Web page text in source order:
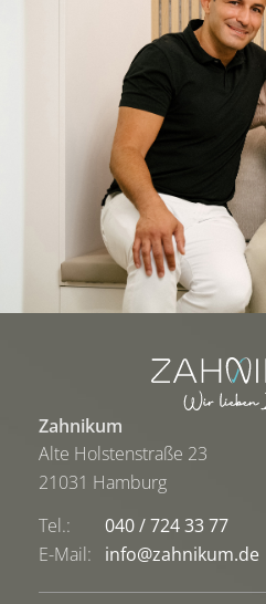
Zahnikum
Alte Holstenstraße 23
21031 Hamburg
Tel.:
040 / 724 33 77
E-Mail:
info@zahnikum.de